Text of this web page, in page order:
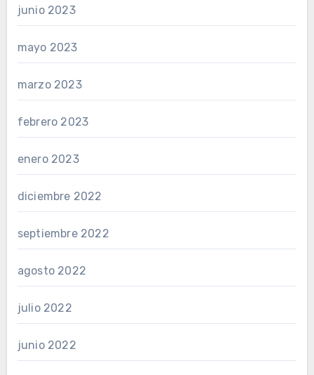
junio 2023
mayo 2023
marzo 2023
febrero 2023
enero 2023
diciembre 2022
septiembre 2022
agosto 2022
julio 2022
junio 2022